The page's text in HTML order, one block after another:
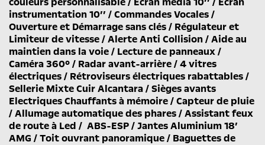
instrumentation 10’’ / Commandes Vocales /
Ouverture et Démarrage sans clés / Régulateur et
Limiteur de vitesse / Alerte Anti Collision / Aide au
maintien dans la voie / Lecture de panneaux /
Caméra 360° / Radar avant-arrière / 4 vitres
électriques / Rétroviseurs électriques rabattables /
Sellerie Mixte Cuir Alcantara / Sièges avants
Electriques Chauffants à mémoire / Capteur de pluie
/ Allumage automatique des phares / Assistant feux
de route à Led / ABS-ESP / Jantes Aluminium 18’
AMG / Toit ouvrant panoramique / Baguettes de